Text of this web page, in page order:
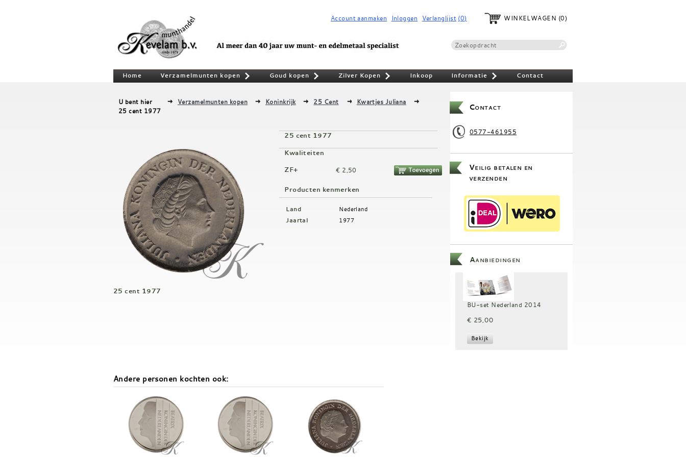
Account aanmaken Inloggen Verlanglijst (0) WINKELWAGEN (0)
Home Verzamelmunten kopen Goud kopen Zilver Kopen Inkoop Informatie Contact
U bent hier Verzamelmunten kopen Koninkrijk 25 Cent
Kwartjes Juliana
25 cent 1977
25 cent 1977
25 cent 1977
Kwaliteiten
ZF+
€ 2,50
Producten kenmerken
Land Nederland
Jaartal 1977
Contact
0577-461955
Veilig betalen en
verzenden
Aanbiedingen
BU-set Nederland 2014
€ 25,00
Andere personen kochten ook: